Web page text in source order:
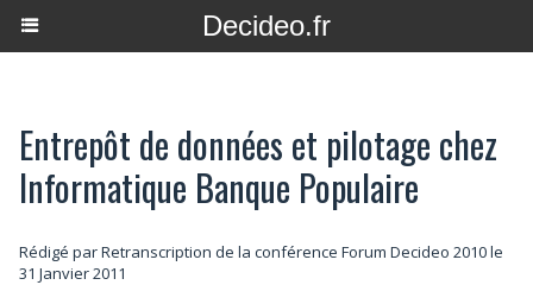
Decideo.fr
Entrepôt de données et pilotage chez
Informatique Banque Populaire
Rédigé par Retranscription de la conférence Forum Decideo 2010 le
31 Janvier 2011